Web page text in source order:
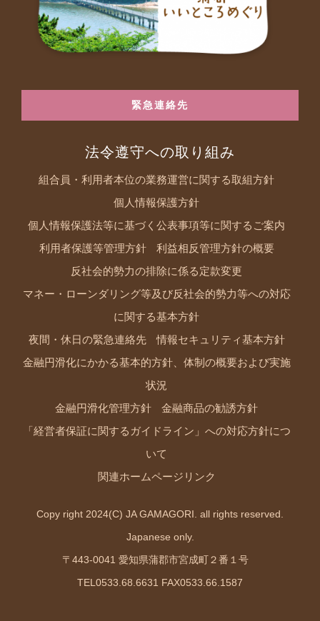
緊急連絡先
法令遵守への取り組み
組合員・利用者本位の業務運営に関する取組方針
個人情報保護方針
個人情報保護法等に基づく公表事項等に関するご案内
利用者保護等管理方針 利益相反管理方針の概要
反社会的勢力の排除に係る定款変更
マネー・ローンダリング等及び反社会的勢力等への対応
に関する基本方針
夜間・休日の緊急連絡先 情報セキュリティ基本方針
金融円滑化にかかる基本的方針、体制の概要および実施
状況
金融円滑化管理方針 金融商品の勧誘方針
「経営者保証に関するガイドライン」への対応方針につ
いて
関連ホームページリンク
Copy right 2024(C) JA GAMAGORI. all rights reserved.
Japanese only.
〒443-0041 愛知県蒲郡市宮成町２番１号
TEL0533.68.6631 FAX0533.66.1587